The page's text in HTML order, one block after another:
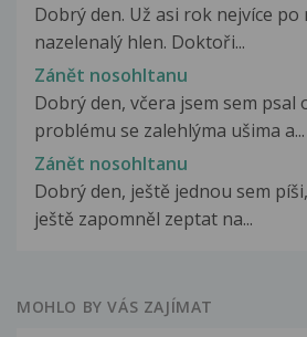
Dobrý den. Už asi rok nejvíce po
nazelenalý hlen. Doktoři...
Zánět nosohltanu
Dobrý den, včera jsem sem psal
problému se zalehlýma ušima a...
Zánět nosohltanu
Dobrý den, ještě jednou sem
ještě zapomněl zeptat na...
MOHLO BY VÁS ZAJÍMAT